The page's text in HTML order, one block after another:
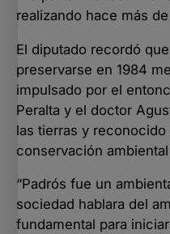
realizando hace más
El diputado recordó
preservarse en 1984
impulsado por el
Peralta y el doctor
las tierras y
conservación
“Padrós fue un
sociedad hablara del
fundamental para